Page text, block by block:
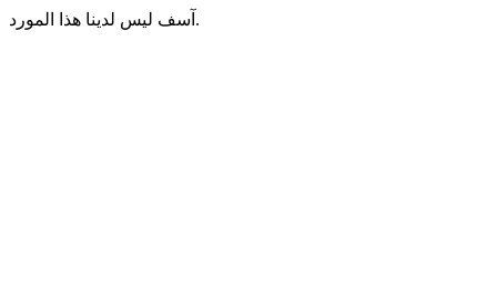
آسف ليس لدينا هذا المورد.